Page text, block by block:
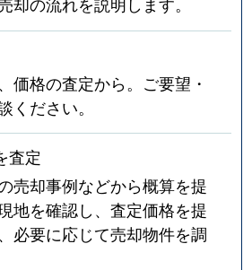
価格の査定から。ご要望・
ください。
査定
売却事例などから概算を提
地を確認し、査定価格を提
必要に応じて売却物件を調